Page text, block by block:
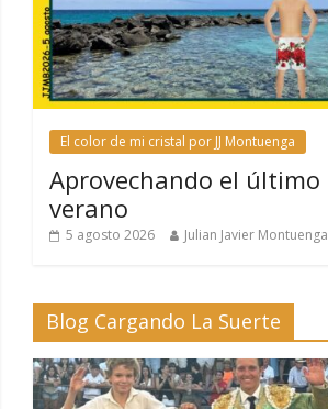
El color de mi cristal por JJ Montuenga
Aprovechando el último
verano
5 agosto 2026 Julian Javier Montuenga
Blog Cargando La Suerte